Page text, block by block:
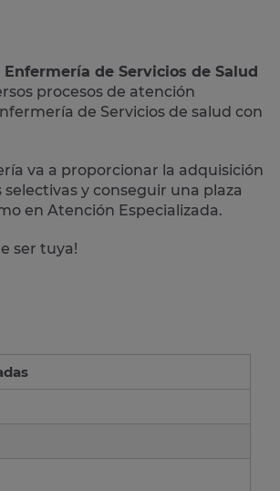
de Servicios de Salud
procesos de atención
de Servicios de salud con
va a proporcionar la adquisición
y conseguir una plaza
en Atención Especializada.
ser tuya!